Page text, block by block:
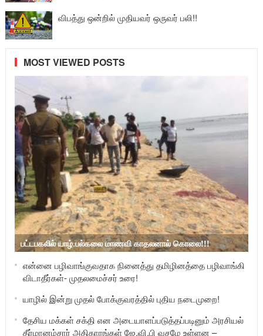
விபத்து ஒன்றில் முதியவர் ஒருவர் பலி!!
MOST VIEWED POSTS
பட்டபகலில் யாழ்.பல்கலை மாணவி காதலனால் கொலை!!!
என்னை பழிவாங்குவதாக நினைத்து தமிழினத்தை பழிவாங்கி
விடாதீர்கள்- முதலமைச்சர் உரை!
யாழில் இன்று முதல் போக்குவரத்தில் புதிய நடைமுறை!
தேசிய மக்கள் சக்தி என அடையாளப்படுத்தப்படினும் அரசியல்
தீர்மானம்சார் அதிகாரங்கள் ஜே.வி.பி வசமே உள்ளன –